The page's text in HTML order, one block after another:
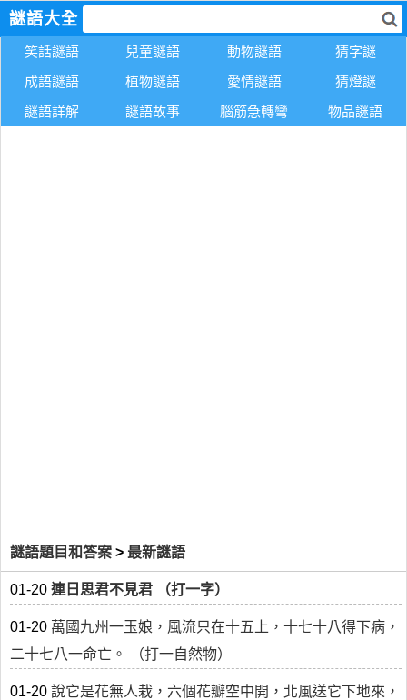
謎語大全
笑話謎語 兒童謎語 動物謎語
猜字謎
成語謎語
植物謎語 愛情謎語
猜燈謎
謎語詳解
謎語故事 腦筋急轉彎 物品謎語
謎語題目和答案 > 最新謎語
01-20 連日思君不見君 （打一字）
01-20 萬國九州一玉娘，風流只在十五上，十七十八得下病，
二十七八一命亡。 （打一自然物）
01-20 說它是花無人栽，六個花瓣空中開，北風送它下地來，